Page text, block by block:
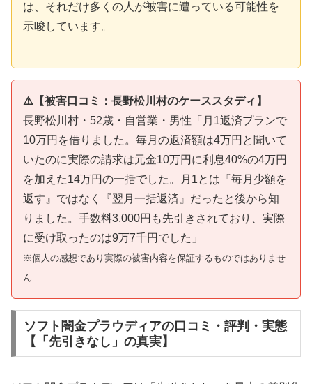
は、それだけ多くの人が被害に遭っている可能性を
示唆しています。
⚠️【被害口コミ：長野松川村のケーススタディ】
長野松川村・52歳・自営業・男性「月1返済プランで
10万円を借りました。毎月の返済額は4万円と聞いて
いたのに実際の請求は元金10万円に利息40%の4万円
を加えた14万円の一括でした。月1とは『毎月少額を
返す』ではなく『翌月一括返済』だったと後から知
りました。手数料3,000円も先引きされており、実際
に受け取ったのは9万7千円でした」
※個人の感想であり実際の被害内容を保証するものではありませ
ん
ソフト闇金プラウディアの口コミ・評判・実態
【「先引きなし」の真実】